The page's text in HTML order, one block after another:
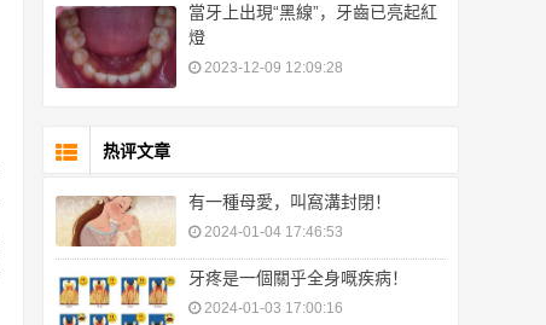
當牙上出現“黑線”，牙齒已亮起紅
燈
2023-12-09 12:09:28
热评文章
有一種母愛，叫窩溝封閉！
2024-01-04 17:46:53
牙疼是一個關乎全身嘅疾病！
2024-01-03 17:00:16